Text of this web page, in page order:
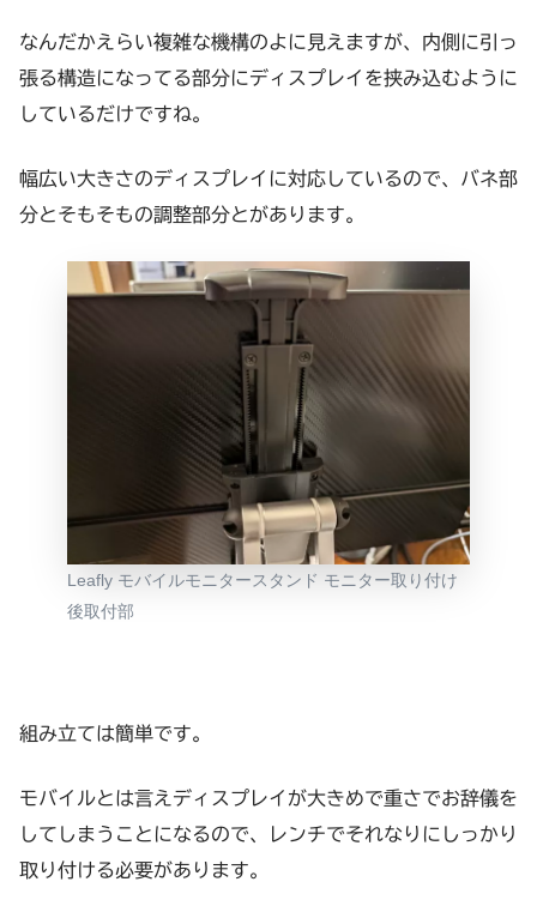
なんだかえらい複雑な機構のよに見えますが、内側に引っ
張る構造になってる部分にディスプレイを挟み込むように
しているだけですね。
幅広い大きさのディスプレイに対応しているので、バネ部
分とそもそもの調整部分とがあります。
Leafly モバイルモニタースタンド モニター取り付け
後取付部
組み立ては簡単です。
モバイルとは言えディスプレイが大きめで重さでお辞儀を
してしまうことになるので、レンチでそれなりにしっかり
取り付ける必要があります。